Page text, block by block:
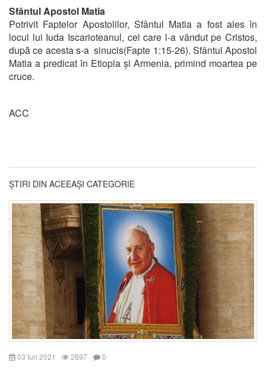
Sfântul Apostol Matia
Potrivit Faptelor Apostolilor, Sfântul Matia a fost ales în
locul lui Iuda Iscarioteanul, cel care l-a vândut pe Cristos,
după ce acesta s-a sinucis(Fapte 1:15-26). Sfântul Apostol
Matia a predicat în Etiopia și Armenia, primind moartea pe
cruce.
ACC
ȘTIRI DIN ACEEAȘI CATEGORIE
03 Iun 2021 2897 0